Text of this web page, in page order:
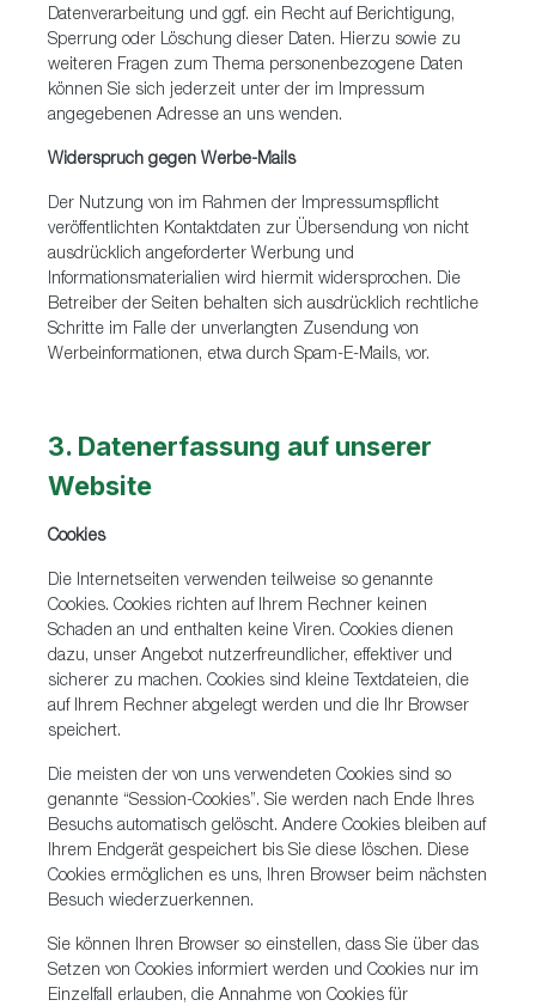
Datenverarbeitung und ggf. ein Recht auf Berichtigung,
Sperrung oder Löschung dieser Daten. Hierzu sowie zu
weiteren Fragen zum Thema personenbezogene Daten
können Sie sich jederzeit unter der im Impressum
angegebenen Adresse an uns wenden.
Widerspruch gegen Werbe-Mails
Der Nutzung von im Rahmen der Impressumspflicht
veröffentlichten Kontaktdaten zur Übersendung von nicht
ausdrücklich angeforderter Werbung und
Informationsmaterialien wird hiermit widersprochen. Die
Betreiber der Seiten behalten sich ausdrücklich rechtliche
Schritte im Falle der unverlangten Zusendung von
Werbeinformationen, etwa durch Spam-E-Mails, vor.
3. Datenerfassung auf unserer
Website
Cookies
Die Internetseiten verwenden teilweise so genannte
Cookies. Cookies richten auf Ihrem Rechner keinen
Schaden an und enthalten keine Viren. Cookies dienen
dazu, unser Angebot nutzerfreundlicher, effektiver und
sicherer zu machen. Cookies sind kleine Textdateien, die
auf Ihrem Rechner abgelegt werden und die Ihr Browser
speichert.
Die meisten der von uns verwendeten Cookies sind so
genannte “Session-Cookies”. Sie werden nach Ende Ihres
Besuchs automatisch gelöscht. Andere Cookies bleiben auf
Ihrem Endgerät gespeichert bis Sie diese löschen. Diese
Cookies ermöglichen es uns, Ihren Browser beim nächsten
Besuch wiederzuerkennen.
Sie können Ihren Browser so einstellen, dass Sie über das
Setzen von Cookies informiert werden und Cookies nur im
Einzelfall erlauben, die Annahme von Cookies für